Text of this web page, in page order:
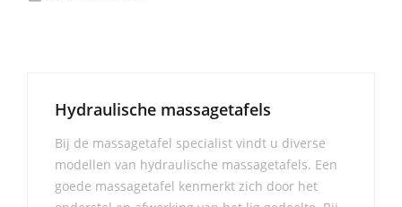
Hydraulische massagetafels
Bij de massagetafel specialist vindt u diverse
modellen van hydraulische massagetafels. Een
goede massagetafel kenmerkt zich door het